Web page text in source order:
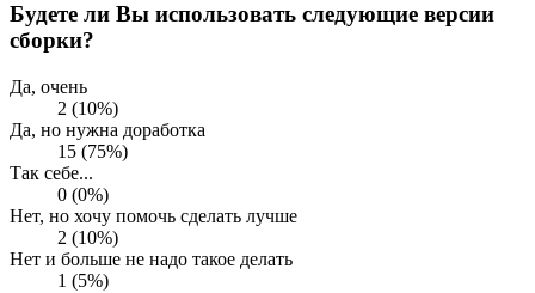
Будете ли Вы использовать следующие версии
сборки?
Да, очень
2 (10%)
Да, но нужна доработка
15 (75%)
Так себе...
0 (0%)
Нет, но хочу помочь сделать лучше
2 (10%)
Нет и больше не надо такое делать
1 (5%)